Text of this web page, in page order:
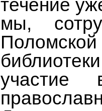
течение
мы,
участие